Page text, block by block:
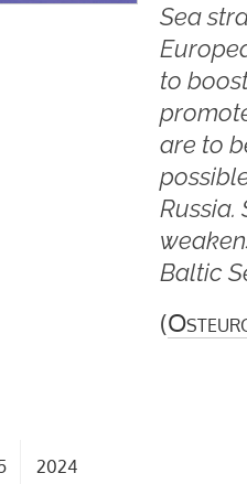
Sea
to
are to
Russia.
Baltic
(
2024